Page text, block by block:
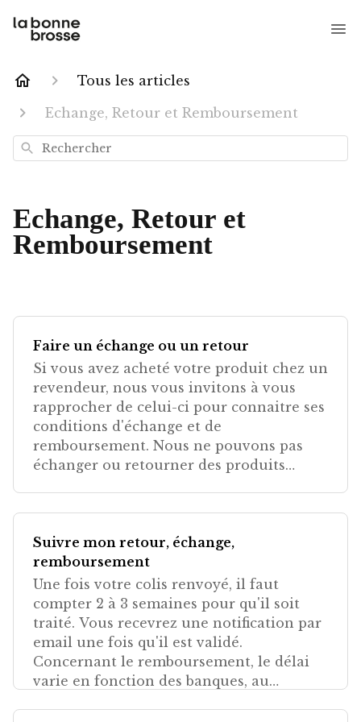
Tous les articles
Echange, Retour et Remboursement
Rechercher
Echange, Retour et
Remboursement
Faire un échange ou un retour
Si vous avez acheté votre produit chez un
revendeur, nous vous invitons à vous
rapprocher de celui-ci pour connaitre ses
conditions d'échange et de
remboursement. Nous ne pouvons pas
échanger ou retourner des produits
Suivre mon retour, échange,
remboursement
Une fois votre colis renvoyé, il faut
compter 2 à 3 semaines pour qu'il soit
traité. Vous recevrez une notification par
email une fois qu'il est validé.
Concernant le remboursement, le délai
varie en fonction des banques, au